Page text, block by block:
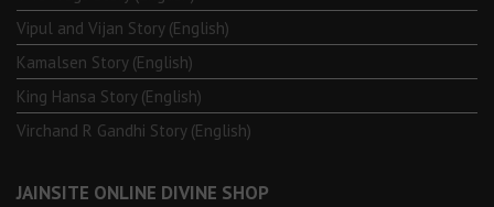
Vipul and Vijan Story (English)
Kamalsen Story (English)
King Hansa Story (English)
Virchand R Gandhi Story (English)
JAINSITE ONLINE DIVINE SHOP